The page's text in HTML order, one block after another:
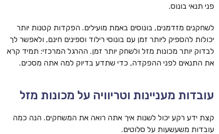
פני תנאי בונוס.
לשחקנים מזדמנים, בונוסים באמת מועילים. הפקדות קטנות יותר
יכולות להספיק ליותר זמן עם בונוסי רילוד וספינים חינם, ולאפשר לך
לבדוק יותר מכונות מזל ולשחק יותר זמן. ההרגל המרכזי: תמיד קרא
את התנאים לפני ההפקדה, כדי שתדע בדיוק למה אתה מסכים.
עובדות מעניינות וטריוויה על מכונות מזל
קצת ידע רקע יכול לשנות איך אתה רואה את המשחקים. הנה כמה
עובדות משעשעות על סלוטים.